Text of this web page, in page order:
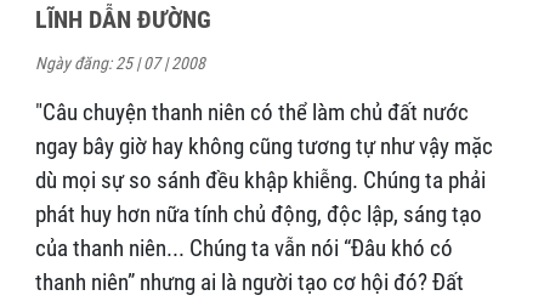
LĨNH DẪN ĐƯỜNG
Ngày đăng: 25 | 07 | 2008
"Câu chuyện thanh niên có thể làm chủ đất nước
ngay bây giờ hay không cũng tương tự như vậy mặc
dù mọi sự so sánh đều khập khiễng. Chúng ta phải
phát huy hơn nữa tính chủ động, độc lập, sáng tạo
của thanh niên... Chúng ta vẫn nói “Đâu khó có
thanh niên” nhưng ai là người tạo cơ hội đó? Đất